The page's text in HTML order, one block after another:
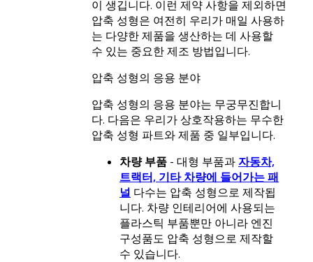
이 생깁니다. 이런 제약 사항을 제외하면
압축 성형은 여전히 우리가 매일 사용하
는 다양한 제품을 생산하는 데 사용할
수 있는 중요한 제조 방법입니다.
압축 성형의 응용 분야
압축 성형의 응용 분야는 무궁무진합니
다. 다음은 우리가 상호작용하는 무수한
압축 성형 파트와 제품 중 일부입니다.
차량 부품 - 대형 부품과 자동차,
트랙터, 기타 차량에 들어가는 패
널 다수는 압축 성형으로 제작됩
니다. 차량 인테리어에 사용되는
플라스틱 부품뿐만 아니라 엔진
구성품도 압축 성형으로 제작할
수 있습니다.